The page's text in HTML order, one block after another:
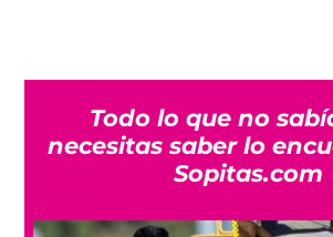
Todo lo que no
necesitas saber lo
Sopitas.com